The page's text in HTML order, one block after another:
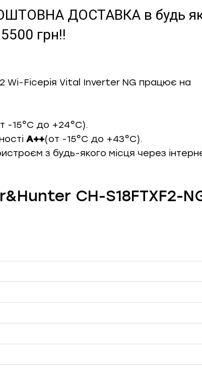
ДОСТАВКА в будь
грн!!
Wi-Fiсерія Vital Inverter NG працює на
-15°С до +24°С).
A++(от -15°С до +43°С).
з будь-якого місця через
CH-S18FTXF2-